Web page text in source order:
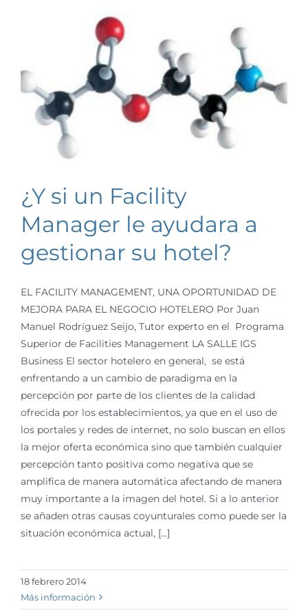
¿Y si un Facility
Manager le ayudara a
gestionar su hotel?
EL FACILITY MANAGEMENT, UNA OPORTUNIDAD DE
MEJORA PARA EL NEGOCIO HOTELERO Por Juan
Manuel Rodríguez Seijo, Tutor experto en el Programa
Superior de Facilities Management LA SALLE IGS
Business El sector hotelero en general, se está
enfrentando a un cambio de paradigma en la
percepción por parte de los clientes de la calidad
ofrecida por los establecimientos, ya que en el uso de
los portales y redes de internet, no solo buscan en ellos
la mejor oferta económica sino que también cualquier
percepción tanto positiva como negativa que se
amplifica de manera automática afectando de manera
muy importante a la imagen del hotel. Si a lo anterior
se añaden otras causas coyunturales como puede ser la
situación económica actual, [...]
18 febrero 2014
Más información